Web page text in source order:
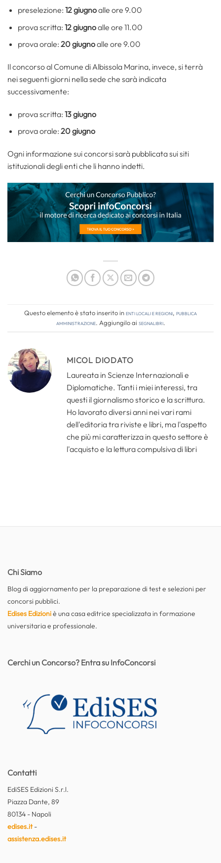
preselezione: 12 giugnoalle ore 9.00
prova scritta: 12 giugnoalle ore 11.00
prova orale: 20 giugnoalle ore 9.00
Il concorso al Comune di Albissola Marina, invece, si terrà
nei seguenti giorni nella sede che sarà indicata
successivamente:
prova scritta: 13 giugno
prova orale: 20 giugno
Ogni informazione sui concorsi sarà pubblicata sui siti
istituzionali degli enti che li hanno indetti.
Questo elemento è stato inserito inEnti locali e regioni, Pubblica
amministrazione. Aggiungilo ai segnalibri.
MICOL DIODATO
Laureata in Scienze Internazionali e
Diplomatiche. Tanti i miei interessi, tra
questi il giornalismo storico e la scrittura.
Ho lavorato diversi anni nei vari rami
dell'editoria tra riviste e libri, ma l'aspetto
che più mi caratterizza in questo settore è
l'acquisto e la lettura compulsiva di libri
Chi Siamo
Blog di aggiornamento per la preparazione di test e selezioni per
concorsi pubblici.
Edises Edizioniè una casa editrice specializzata in formazione
universitaria e professionale.
Contatti
EdiSES Edizioni S.r.l.
Piazza Dante, 89
80134 - Napoli
edises.it-
assistenza.edises.it
Cerchi un Concorso? Entra su InfoConcorsi